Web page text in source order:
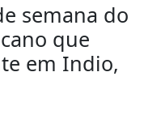
semana do
que
em Indio,